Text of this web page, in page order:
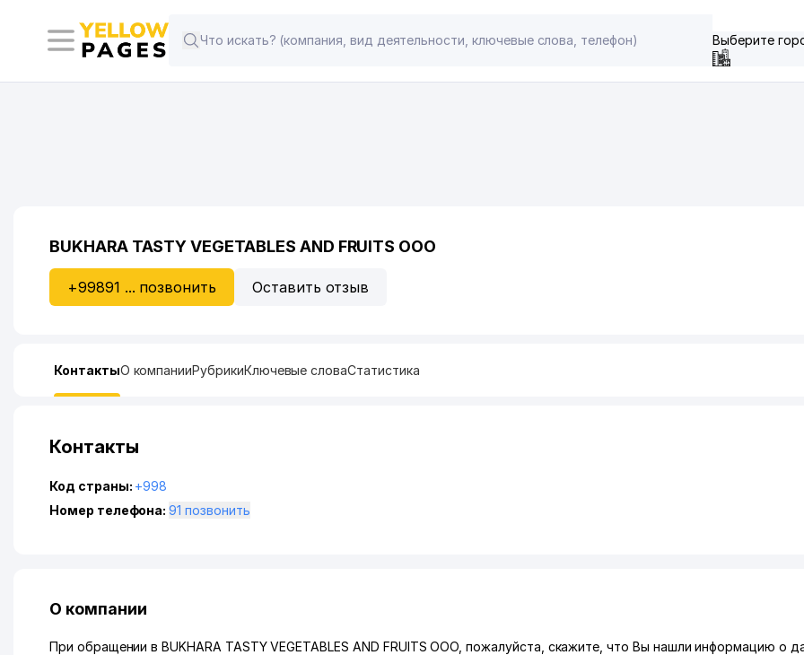
Выберите
BUKHARA TASTY VEGETABLES AND FRUITS ООО
+99891 ... позвонить Оставить отзыв
КонтактыО компанииРубрикиКлючевые словаСтатистика
Контакты
Код страны: +998
Номер телефона:
91 позвонить
О компании
При обращении в BUKHARA TASTY VEGETABLES AND FRUITS ООО, пожалуйста, скажите, что Вы нашли информацию о